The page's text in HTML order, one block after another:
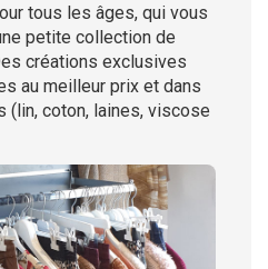
tous les âges, qui vous
petite collection de
créations exclusives
au meilleur prix et dans
(lin, coton, laines, viscose